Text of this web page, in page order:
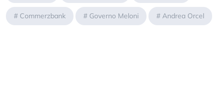
# Commerzbank # Governo Meloni # Andrea Orcel